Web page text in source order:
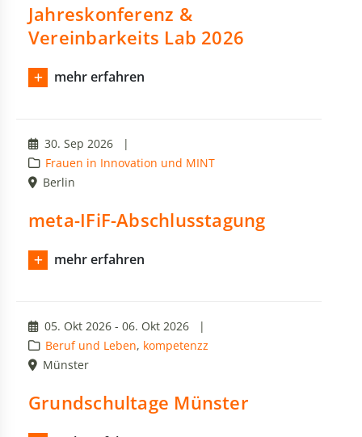
Jahreskonferenz &
Vereinbarkeits Lab 2026
mehr erfahren
30. Sep 2026
|
Frauen in Innovation und MINT
Berlin
meta-IFiF-Abschlusstagung
mehr erfahren
05. Okt 2026 - 06. Okt 2026
|
Beruf und Leben, kompetenzz
Münster
Grundschultage Münster